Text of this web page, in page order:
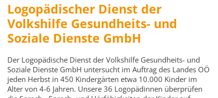
Logopädischer Dienst der
Volkshilfe Gesundheits- und
Soziale Dienste GmbH
Der Logopädische Dienst der Volkshilfe Gesundheits- und
Soziale Dienste GmbH untersucht im Auftrag des Landes OÖ
jeden Herbst in 450 Kindergärten etwa 10.000 Kinder im
Alter von 4-6 Jahren. Unsere 36 Logopädinnen überprüfen